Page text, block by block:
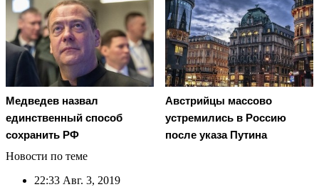
Медведев назвал
единственный способ
сохранить РФ
Австрийцы массово
устремились в Россию
после указа Путина
Новости по теме
22:33 Авг. 3, 2019